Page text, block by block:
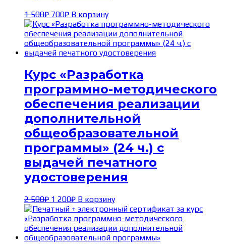
1 500₽ Первоначальная
цена
составляла
1 500₽.
700₽Текущая
цена:
700₽.
В корзину
Курс «Разработка
программно-методического
обеспечения реализации
дополнительной
общеобразовательной
программы» (24 ч.) с
выдачей печатного
удостоверения
2 500₽ Первоначальная
цена
составляла
2 500₽.
1 200₽Текущая
цена:
1 200₽.
В корзину